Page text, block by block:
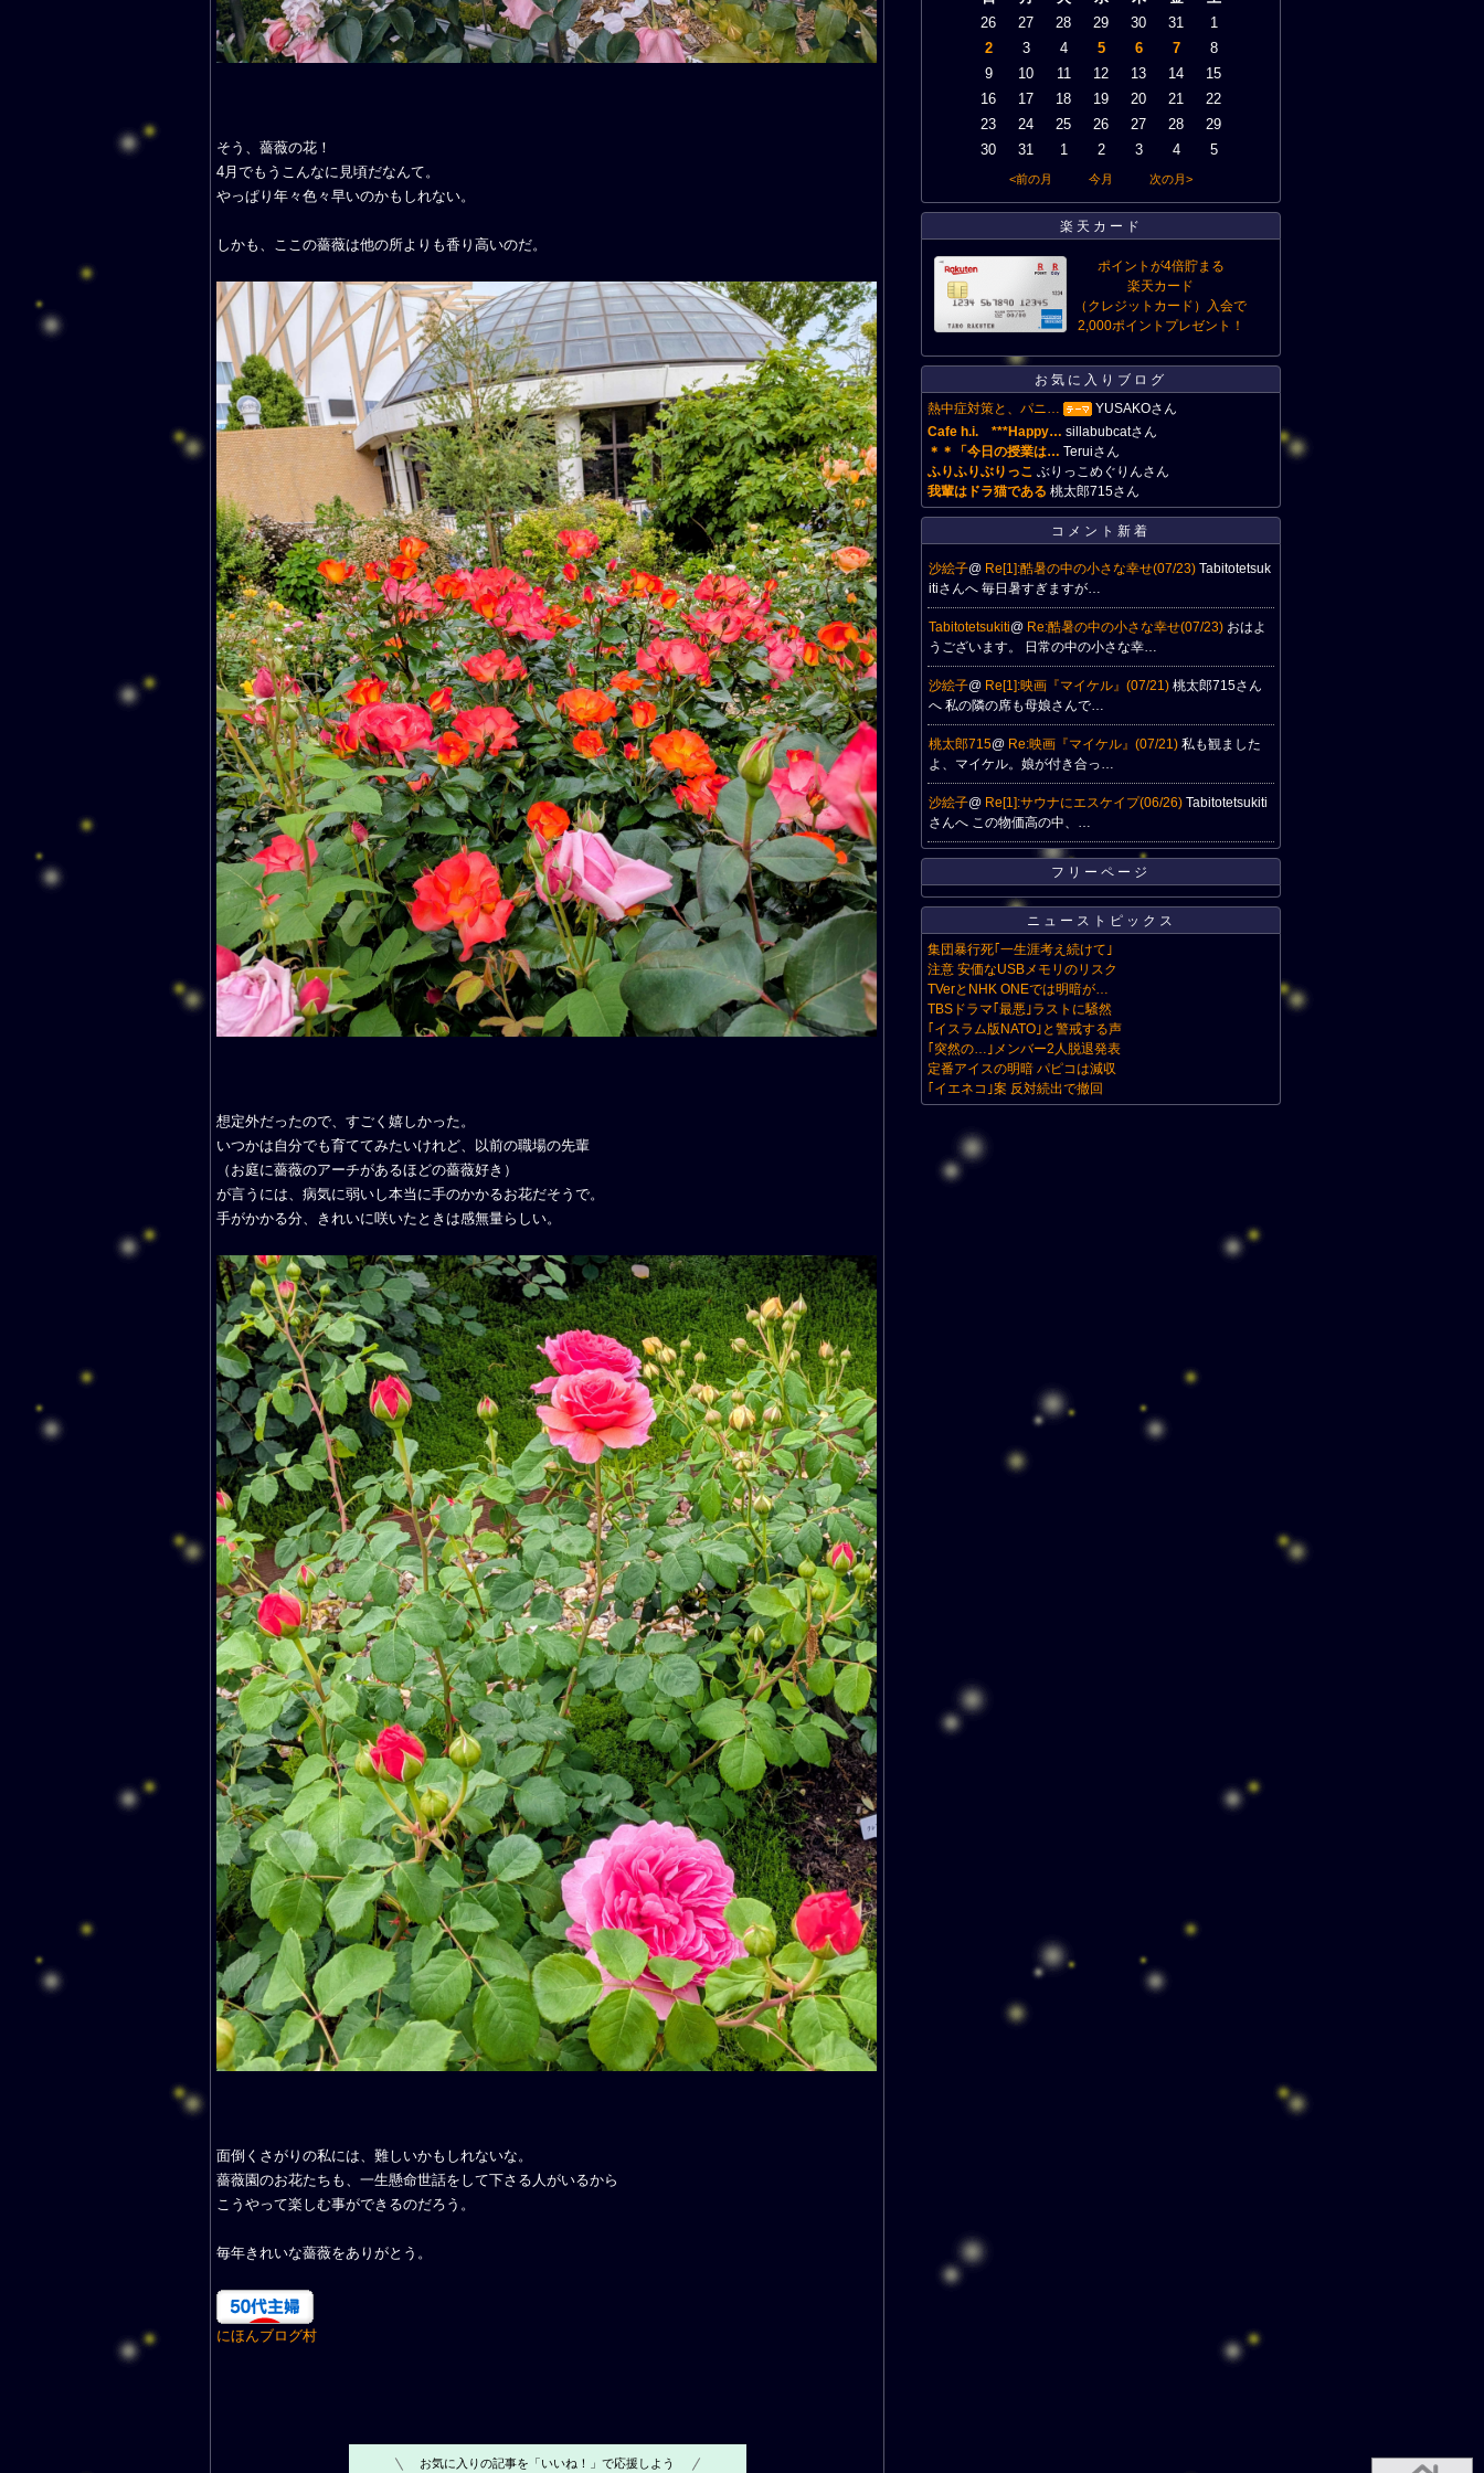
そう、薔薇の花！
4月でもうこんなに見頃だなんて。
やっぱり年々色々早いのかもしれない。
しかも、ここの薔薇は他の所よりも香り高いのだ。
想定外だったので、すごく嬉しかった。
いつかは自分でも育ててみたいけれど、以前の職場の先輩
（お庭に薔薇のアーチがあるほどの薔薇好き）
が言うには、病気に弱いし本当に手のかかるお花だそうで。
手がかかる分、きれいに咲いたときは感無量らしい。
面倒くさがりの私には、難しいかもしれないな。
薔薇園のお花たちも、一生懸命世話をして下さる人がいるから
こうやって楽しむ事ができるのだろう。
毎年きれいな薔薇をありがとう。
にほんブログ村
お気に入りの記事を「いいね！」で応援しよう
26
27 28 29 30 31
1
2
3 4 5 6 7
8
9
10 11 12 13 14
15
16
17 18 19 20 21
22
23
24 25 26 27 28
29
30
31 1 2 3 4 5
<前の月 今月 次の月>
楽天カード
ポイントが4倍貯まる
楽天カード
（クレジットカード）入会で
2,000ポイントプレゼント！
お気に入りブログ
熱中症対策と、パニ…
YUSAKOさん
Cafe h.i. ***Happy… sillabubcatさん
＊＊「今日の授業は… Teruiさん
ふりふりぶりっこ ぶりっこめぐりんさん
我輩はドラ猫である 桃太郎715さん
コメント新着
沙絵子@ Re[1]:酷暑の中の小さな幸せ(07/23) Tabitotetsuk
itiさんへ 毎日暑すぎますが…
Tabitotetsukiti@ Re:酷暑の中の小さな幸せ(07/23) おはよ
うございます。 日常の中の小さな幸…
沙絵子@ Re[1]:映画『マイケル』(07/21) 桃太郎715さん
へ 私の隣の席も母娘さんで…
桃太郎715@ Re:映画『マイケル』(07/21) 私も観ました
よ、マイケル。娘が付き合っ…
沙絵子@ Re[1]:サウナにエスケイプ(06/26) Tabitotetsukiti
さんへ この物価高の中、…
フリーページ
ニューストピックス
集団暴行死｢一生涯考え続けて｣
注意 安価なUSBメモリのリスク
TVerとNHK ONEでは明暗が…
TBSドラマ｢最悪｣ラストに騒然
｢イスラム版NATO｣と警戒する声
｢突然の…｣メンバー2人脱退発表
定番アイスの明暗 パピコは減収
｢イエネコ｣案 反対続出で撤回